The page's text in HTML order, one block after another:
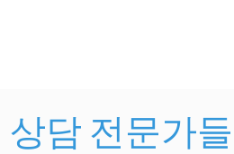
상담 전문가들